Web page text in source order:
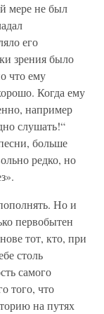
мере не был
его
зрения было
что ему
Когда ему
например
слушать!“
больше
редко, но
Но и
первобытен
тот, кто, при
столь
самого
того, что
на путях